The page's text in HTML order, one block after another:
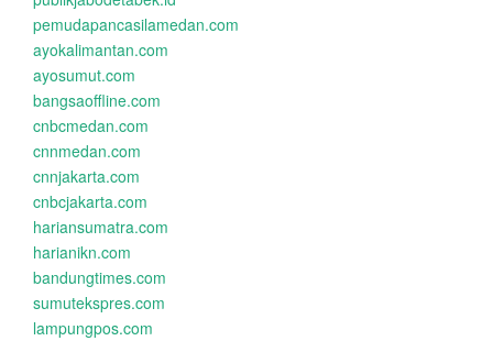
pemudapancasilamedan.com
ayokalimantan.com
ayosumut.com
bangsaoffline.com
cnbcmedan.com
cnnmedan.com
cnnjakarta.com
cnbcjakarta.com
hariansumatra.com
harianikn.com
bandungtimes.com
sumutekspres.com
lampungpos.com